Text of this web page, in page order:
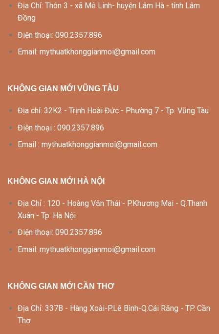
Địa Chỉ: Thôn 3 - xã Mê Linh- huyện Lâm Hà - tỉnh Lâm
Đồng
Điện thoại: 090.2357.896
Email: mythuatkhonggianmoi@gmail.com
KHÔNG GIAN MỚI VŨNG TÀU
Địa chỉ: 32K2 - Trịnh Hoài Đức - Phường 7 - Tp. Vũng Tàu
Điện thoại : 090.2357.896
Email : mythuatkhonggianmoi@gmail.com
KHÔNG GIAN MỚI HÀ NỘI
Địa Chỉ : 120 - Hoàng Văn Thái - P.Khương Mai - Q.Thanh
Xuân - Tp. Hà Nội
Điện thoại: 090.2357.896
Email: mythuatkhonggianmoi@gmail.com
KHÔNG GIAN MỚI CẦN THƠ
Địa Chỉ: 337B - Hàng Xoài-P.Lê Bình-Q.Cái Răng - TP. Cần
Thơ